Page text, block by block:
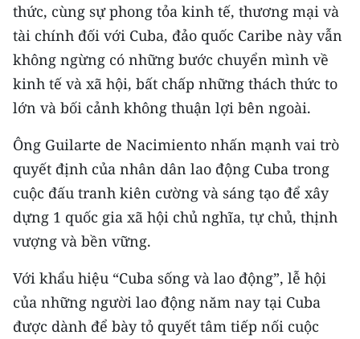
Media Du lịch
Media Thế giới
Media Thể thao
Media Y tế
Media Khoa học - Công nghệ
Media Môi trường
Ảnh
Infographic
thức, cùng sự phong tỏa kinh tế, thương mại và
tài chính đối với Cuba, đảo quốc Caribe này vẫn
không ngừng có những bước chuyển mình về
kinh tế và xã hội, bất chấp những thách thức to
lớn và bối cảnh không thuận lợi bên ngoài.
Ông Guilarte de Nacimiento nhấn mạnh vai trò
quyết định của nhân dân lao động Cuba trong
cuộc đấu tranh kiên cường và sáng tạo để xây
dựng 1 quốc gia xã hội chủ nghĩa, tự chủ, thịnh
vượng và bền vững.
Với khẩu hiệu “Cuba sống và lao động”, lễ hội
của những người lao động năm nay tại Cuba
được dành để bày tỏ quyết tâm tiếp nối cuộc